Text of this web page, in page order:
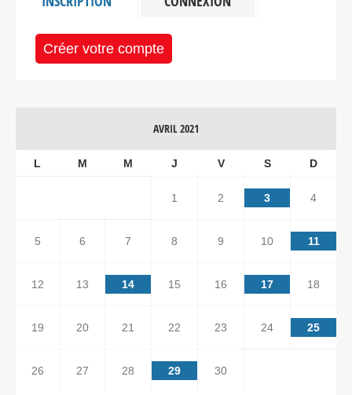
Créer votre compte
AVRIL 2021
L M M J V S D
1 2 3 4
5 6 7 8 9 10 11
12 13 14 15 16 17 18
19 20 21 22 23 24 25
26 27 28 29 30